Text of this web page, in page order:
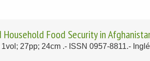
Food Security in
1vol; 27pp; 24cm .- ISSN 0957-8811.-